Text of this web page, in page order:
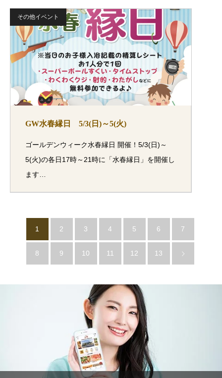
その他イベント
GW水春縁日 5/3(日)～5(火)
ゴールデンウィーク水春縁日 開催！5/3(日)～
5(火)の各日17時～21時に「水春縁日」を開催し
ます…
1 2 3 4 5 6 7
8 9 10 11 12 13